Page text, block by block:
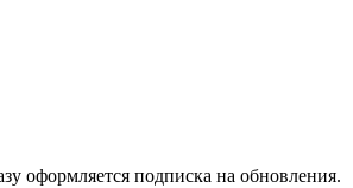
оформляется подписка на обновления.